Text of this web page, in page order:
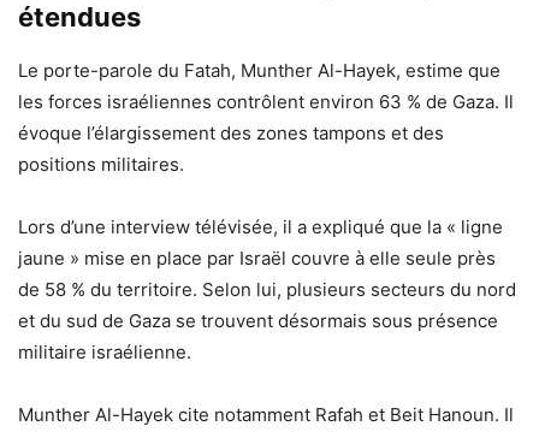
étendues
Le porte-parole du Fatah, Munther Al-Hayek, estime que
les forces israéliennes contrôlent environ 63 % de Gaza. Il
évoque l’élargissement des zones tampons et des
positions militaires.
Lors d’une interview télévisée, il a expliqué que la « ligne
jaune » mise en place par Israël couvre à elle seule près
de 58 % du territoire. Selon lui, plusieurs secteurs du nord
et du sud de Gaza se trouvent désormais sous présence
militaire israélienne.
Munther Al-Hayek cite notamment Rafah et Beit Hanoun. Il